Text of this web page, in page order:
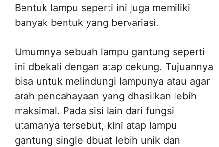
Bentuk lampu seperti ini juga memiliki
banyak bentuk yang bervariasi.
Umumnya sebuah lampu gantung seperti
ini dbekali dengan atap cekung. Tujuannya
bisa untuk melindungi lampunya atau agar
arah pencahayaan yang dhasilkan lebih
maksimal. Pada sisi lain dari fungsi
utamanya tersebut, kini atap lampu
gantung single dbuat lebih unik dan